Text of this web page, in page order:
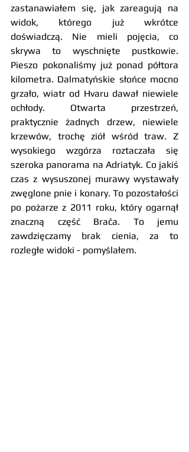
zastanawiałem się, jak zareagują na
widok, którego już wkrótce
doświadczą. Nie mieli pojęcia, co
skrywa to wyschnięte pustkowie.
Pieszo pokonaliśmy już ponad półtora
kilometra. Dalmatyńskie słońce mocno
grzało, wiatr od Hvaru dawał niewiele
ochłody. Otwarta przestrzeń,
praktycznie żadnych drzew, niewiele
krzewów, trochę ziół wśród traw. Z
wysokiego wzgórza roztaczała się
szeroka panorama na Adriatyk. Co jakiś
czas z wysuszonej murawy wystawały
zwęglone pnie i konary. To pozostałości
po pożarze z 2011 roku, który ogarnął
znaczną część Brača. To jemu
zawdzięczamy brak cienia, za to
rozległe widoki - pomyślałem.